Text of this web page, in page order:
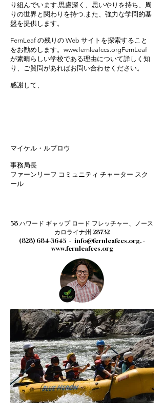
り組んでいます.思慮深く、思いやりを持ち、周
りの世界と関わりを持つ.また、強力な学問的基
盤を提供します。
FernLeaf の残りの Web サイトを探索すること
をお勧めします。 www.fernleafccs.orgFernLeaf
が素晴らしい学校である理由について詳しく知
り、ご質問があればお問い合わせください。
感謝して、
マイケル・ルプロウ
事務局長
ファーンリーフ コミュニティ チャーター スク
ール
58 ハワード ギャップ ロード フレッチャー、ノース
カロライナ州 28732
(828) 684-3645 - info@fernleafccs.org. -
www.fernleafccs.org